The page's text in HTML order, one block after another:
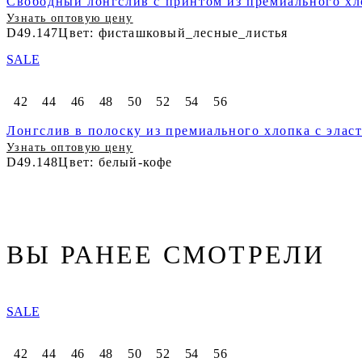
Узнать оптовую цену
D49.147Цвет: фисташковый_лесные_листья
42 44 46 48 50 52 54 56
Лонгслив в полоску из премиального хлопка с
Узнать оптовую цену
D49.148Цвет: белый-кофе
SALE
ВЫ РАНЕЕ СМОТРЕЛИ
42 44 46 48 50 52 54 56
SALE